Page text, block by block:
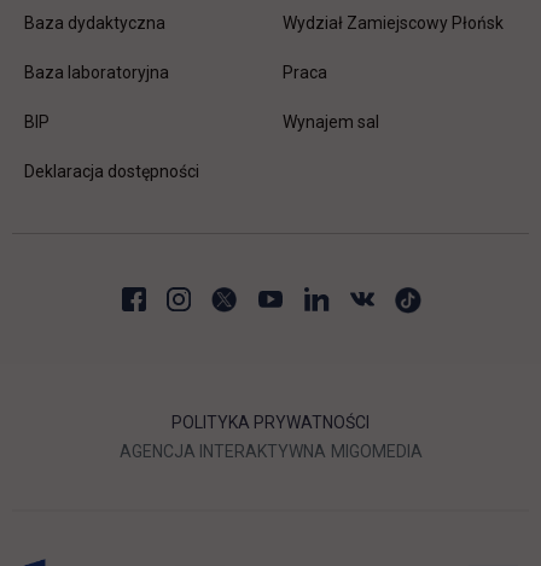
Baza dydaktyczna
Baza laboratoryjna
BIP
Deklaracja dostępności
Wydział Zamiejscowy Płońsk
Praca
Wynajem sal
POLITYKA PRYWATNOŚCI
AGENCJA INTERAKTYWNA LINK OTWIERA SIĘ W
MIGOMEDIA